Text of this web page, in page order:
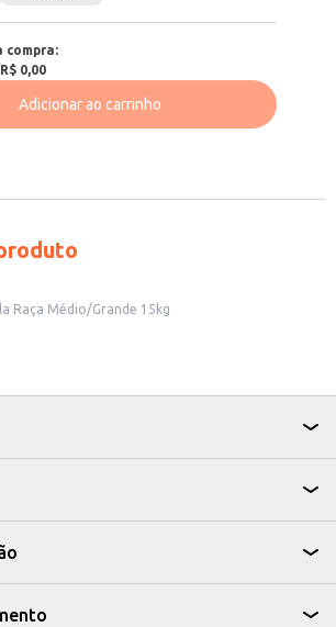
compra:
R$ 0,00
Adicionar ao carrinho
Raça Médio/Grande 15kg